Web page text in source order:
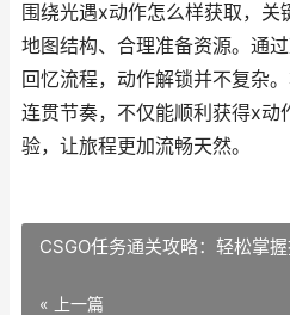
围绕光遇x动作怎么样获取，
地图结构、合理准备资源。通
回忆流程，动作解锁并不复杂
连贯节奏，不仅能顺利获得x动
验，让旅程更加流畅天然。
CSGO任务通关攻略：轻松掌
« 上一篇